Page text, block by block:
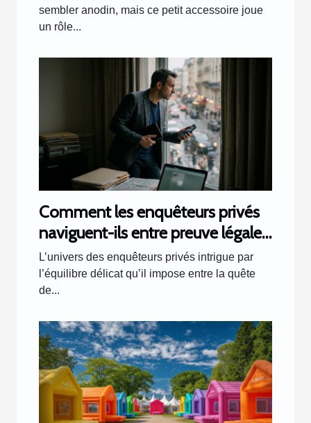
sembler anodin, mais ce petit accessoire joue
un rôle...
Comment les enquêteurs privés
naviguent-ils entre preuve légale
et respect de la vie privée ?
L’univers des enquêteurs privés intrigue par
l’équilibre délicat qu’il impose entre la quête
de...